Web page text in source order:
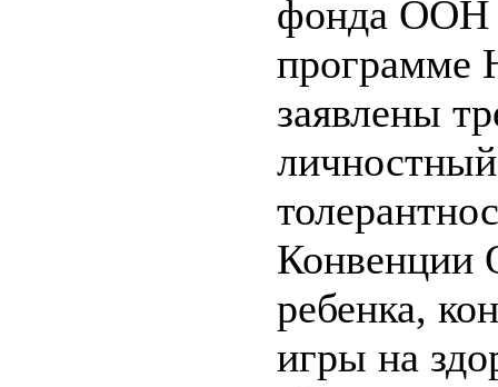
фонда
заявлены
Конвенции
ребенка,
игры на